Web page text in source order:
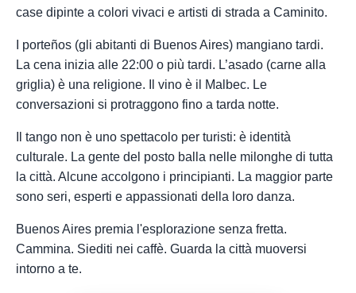
case dipinte a colori vivaci e artisti di strada a Caminito.
I porteños (gli abitanti di Buenos Aires) mangiano tardi.
La cena inizia alle 22:00 o più tardi. L’asado (carne alla
griglia) è una religione. Il vino è il Malbec. Le
conversazioni si protraggono fino a tarda notte.
Il tango non è uno spettacolo per turisti: è identità
culturale. La gente del posto balla nelle milonghe di tutta
la città. Alcune accolgono i principianti. La maggior parte
sono seri, esperti e appassionati della loro danza.
Buenos Aires premia l'esplorazione senza fretta.
Cammina. Siediti nei caffè. Guarda la città muoversi
intorno a te.